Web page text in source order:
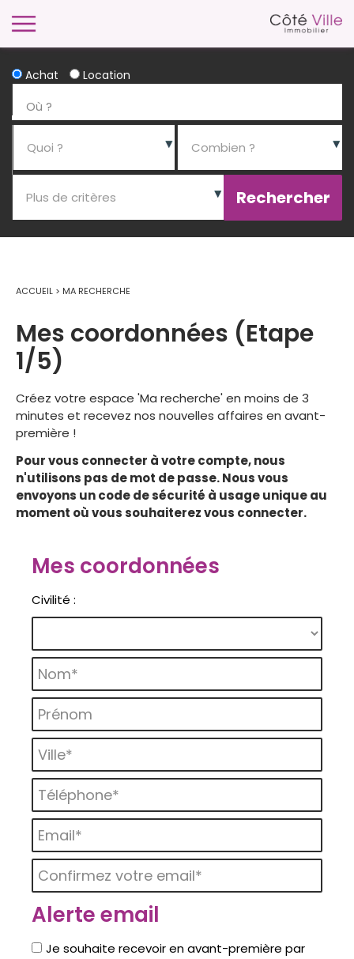
Achat Location
ACCUEIL > MA RECHERCHE
Mes coordonnées (Etape
1/5)
Créez votre espace 'Ma recherche' en moins de 3
minutes et recevez nos nouvelles affaires en avant-
première !
Pour vous connecter à votre compte, nous
n'utilisons pas de mot de passe. Nous vous
envoyons un code de sécurité à usage unique au
moment où vous souhaiterez vous connecter.
Mes coordonnées
Civilité :
Nom* :
Prénom :
Ville* :
Téléphone* :
Email* :
Confirmez votre email* :
Alerte email
Je souhaite recevoir en avant-première par